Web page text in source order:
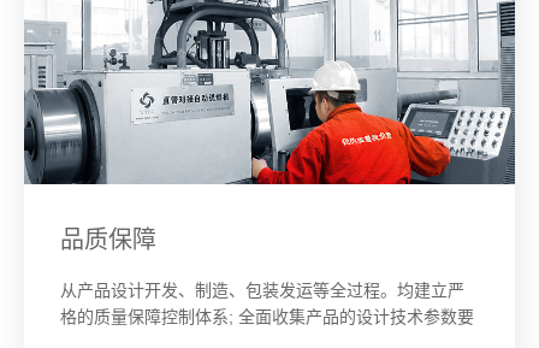
品质保障
从产品设计开发、制造、包装发运等全过程。均建立严
格的质量保障控制体系; 全面收集产品的设计技术参数要